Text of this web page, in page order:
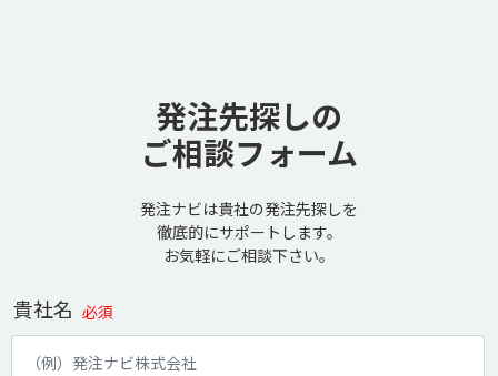
発注先探しの
ご相談フォーム
発注ナビは貴社の発注先探しを
徹底的にサポートします。
お気軽にご相談下さい。
貴社名 必須